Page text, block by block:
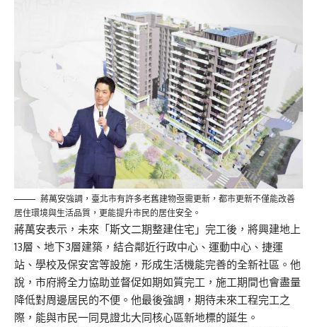
蔣萬安強調，臺北市有許多老舊建物亟需更新，都市更新不僅能改善
居住環境與生活品質，更能提升市民的居住安全。
蔣萬安表示，未來「斯文二期整建住宅」完工後，將興建地上
13層、地下3層建築，結合鄰近行政中心、運動中心、捷運
站、學校及保安宮等設施，形成生活機能完善的全新社區。他
說，市府將全力協助並督促如期如質完工，施工期間也會盡量
降低對周邊居民的不便。他最後強調，期待未來工程完工之
際，能與市民一同見證北大同核心區新地標的誕生。